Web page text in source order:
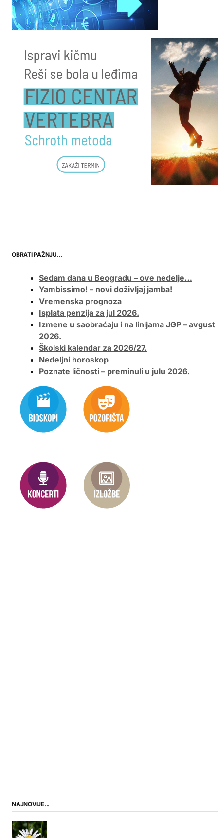
OBRATI PAŽNJU…
Sedam dana u Beogradu – ove nedelje…
Yambissimo! – novi doživljaj jamba!
Vremenska prognoza
Isplata penzija za jul 2026.
Izmene u saobraćaju i na linijama JGP – avgust
2026.
Školski kalendar za 2026/27.
Nedeljni horoskop
Poznate ličnosti – preminuli u julu 2026.
NAJNOVIJE...